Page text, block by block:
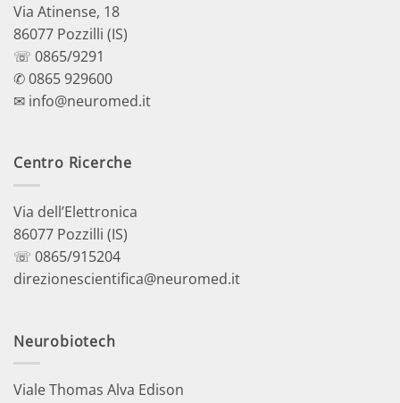
Via Atinense, 18
86077 Pozzilli (IS)
☏ 0865/9291
✆ 0865 929600
✉ info@neuromed.it
Centro Ricerche
Via dell’Elettronica
86077 Pozzilli (IS)
☏ 0865/915204
direzionescientifica@neuromed.it
Neurobiotech
Viale Thomas Alva Edison